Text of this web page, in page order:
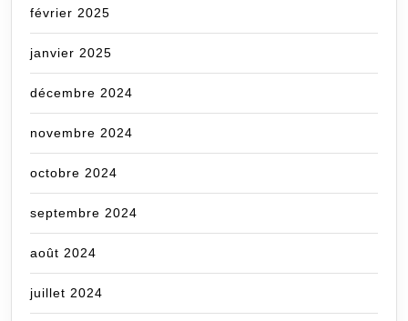
février 2025
janvier 2025
décembre 2024
novembre 2024
octobre 2024
septembre 2024
août 2024
juillet 2024